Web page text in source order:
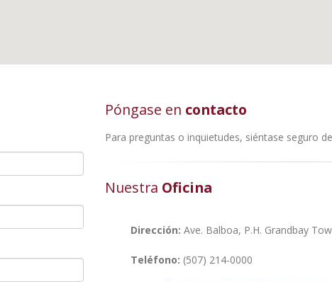
Póngase en contacto
Para preguntas o inquietudes, siéntase seguro
Nuestra Oficina
Dirección: Ave. Balboa, P.H. Grandbay
Teléfono: (507) 214-0000